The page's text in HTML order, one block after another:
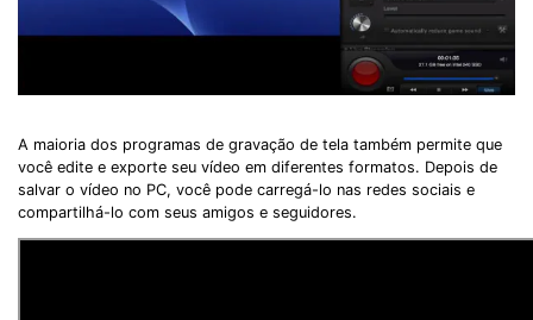
A maioria dos programas de gravação de tela também permite que
você edite e exporte seu vídeo em diferentes formatos. Depois de
salvar o vídeo no PC, você pode carregá-lo nas redes sociais e
compartilhá-lo com seus amigos e seguidores.